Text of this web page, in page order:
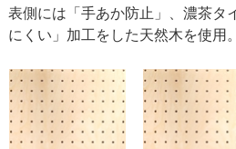
表側には「手あか防止」、濃茶タ
にくい」加工をした天然木を使用。